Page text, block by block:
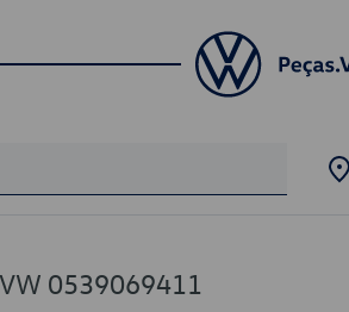
0539069411